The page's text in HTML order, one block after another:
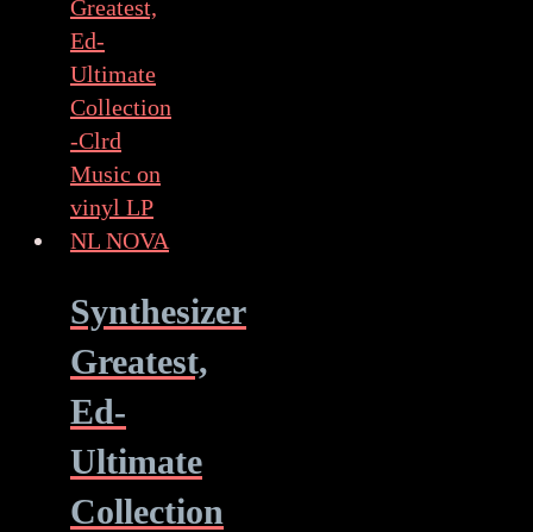
Synthesizer
Greatest,
Ed-
Ultimate
Collection